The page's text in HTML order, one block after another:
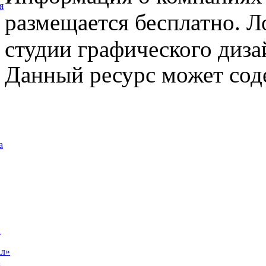
размещается бесплатно.
студии графического
Данный ресурс может